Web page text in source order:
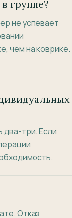
группе?
не успевает
чем на коврике.
два-три. Если
Отказ